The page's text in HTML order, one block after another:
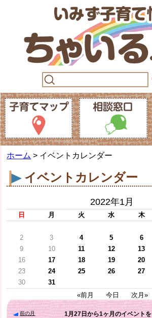
ホーム > イベントカレンダー
イベントカレンダー
2022年1月
日 月 火 水 木
2
3 4 5 6
9
10 11 12 13
16
17 18 19 20
23
24 25 26 27
30
31
«前月
今日 次月»
前の月 1月27日 から1ヶ月のイベントを